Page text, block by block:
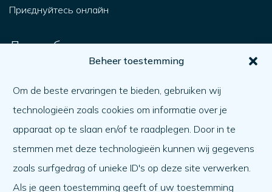
Beheer toestemming
Om de beste ervaringen te bieden, gebruiken wij
technologieën zoals cookies om informatie over je
apparaat op te slaan en/of te raadplegen. Door in te
stemmen met deze technologieën kunnen wij gegevens
zoals surfgedrag of unieke ID's op deze site verwerken.
Als je geen toestemming geeft of uw toestemming
Приєднуйтесь онлайн
Для тебе.
Як я можу отримати допомогу?
Допомагаючи іншому
Порядок денний
Про нас